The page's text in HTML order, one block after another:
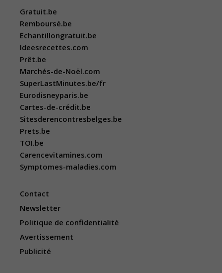
Gratuit.be
Remboursé.be
Echantillongratuit.be
Ideesrecettes.com
Prêt.be
Marchés-de-Noël.com
SuperLastMinutes.be/fr
Eurodisneyparis.be
Cartes-de-crédit.be
Sitesderencontresbelges.be
Prets.be
TOI.be
Carencevitamines.com
Symptomes-maladies.com
Contact
Newsletter
Politique de confidentialité
Avertissement
Publicité